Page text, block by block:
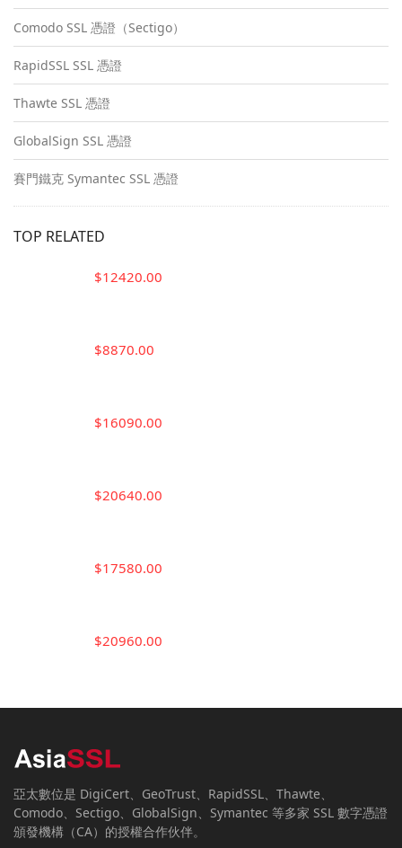
Comodo SSL 憑證（Sectigo）
RapidSSL SSL 憑證
Thawte SSL 憑證
GlobalSign SSL 憑證
賽門鐵克 Symantec SSL 憑證
TOP RELATED
$12420.00
$8870.00
$16090.00
$20640.00
$17580.00
$20960.00
亞太數位是 DigiCert、GeoTrust、RapidSSL、Thawte、
Comodo、Sectigo、GlobalSign、Symantec 等多家 SSL 數字憑證
頒發機構（CA）的授權合作伙伴。